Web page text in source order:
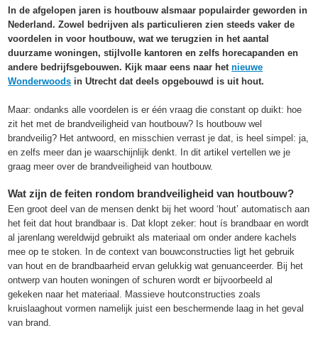
In de afgelopen jaren is houtbouw alsmaar populairder geworden in
Nederland. Zowel bedrijven als particulieren zien steeds vaker de
voordelen in voor houtbouw, wat we terugzien in het aantal
duurzame woningen, stijlvolle kantoren en zelfs horecapanden en
andere bedrijfsgebouwen. Kijk maar eens naar hetnieuwe
Wonderwoods in Utrecht dat deels opgebouwd is uit hout.
Maar: ondanks alle voordelen is er één vraag die constant op duikt: hoe
zit het met de brandveiligheid van houtbouw? Is houtbouw wel
brandveilig? Het antwoord, en misschien verrast je dat, is heel simpel: ja,
en zelfs meer dan je waarschijnlijk denkt. In dit artikel vertellen we je
graag meer over de brandveiligheid van houtbouw.
Wat zijn de feiten rondom brandveiligheid van houtbouw?
Een groot deel van de mensen denkt bij het woord ‘hout’ automatisch aan
het feit dat hout brandbaar is. Dat klopt zeker: hout ís brandbaar en wordt
al jarenlang wereldwijd gebruikt als materiaal om onder andere kachels
mee op te stoken. In de context van bouwconstructies ligt het gebruik
van hout en de brandbaarheid ervan gelukkig wat genuanceerder. Bij het
ontwerp van houten woningen of schuren wordt er bijvoorbeeld al
gekeken naar het materiaal. Massieve houtconstructies zoals
kruislaaghout vormen namelijk juist een beschermende laag in het geval
van brand.